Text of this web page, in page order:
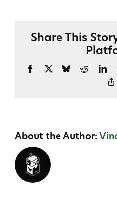
Share This
Facebook BlueskyReddit
About the Author: